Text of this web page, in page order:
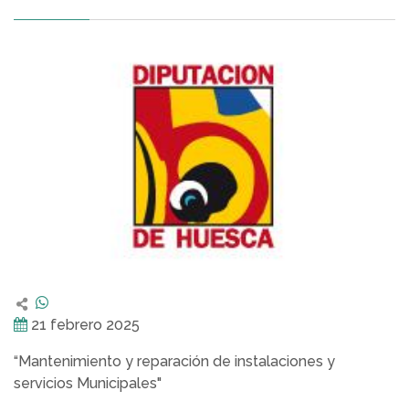
21 febrero 2025
“Mantenimiento y reparación de instalaciones y
servicios Municipales"